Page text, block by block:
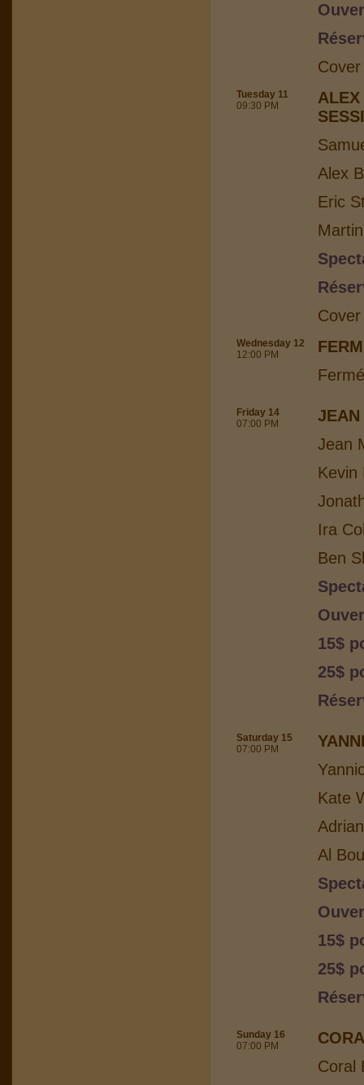
Tuesday 11
09:30 PM
Alex
Eric
Wednesday 12
12:00 PM
Friday 14
07:00 PM
JEAN
Jean
Kevin
Ira
Ben
15$
25$
Saturday 15
07:00 PM
Kate
Al
15$
25$
Sunday 16
07:00 PM
Coral